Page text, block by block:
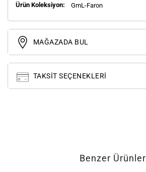
Ürün Koleksiyon:
GmL-Faron
MAĞAZADA BUL
TAKSIT SEÇENEKLERI
Benzer Ürünler